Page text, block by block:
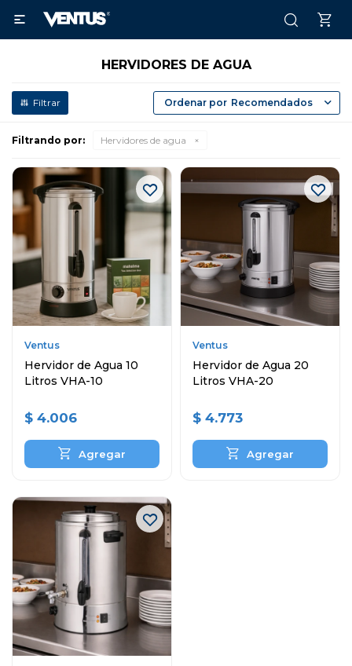

HERVIDORES DE AGUA
Recomendados
Filtrando por: Hervidores de agua
Ventus
Hervidor de Agua 10
Litros VHA-10
$ 4.006
Ventus
Hervidor de Agua 20
Litros VHA-20
$ 4.773